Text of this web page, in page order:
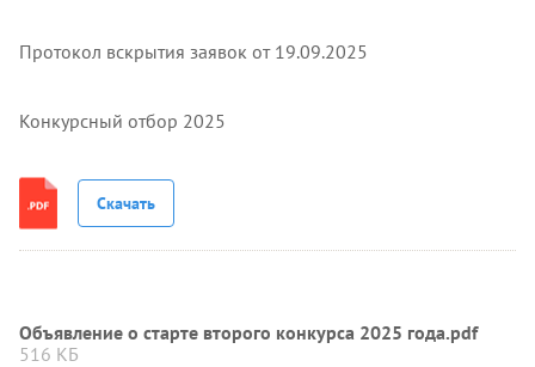
Протокол вскрытия заявок от 19.09.2025
Конкурсный отбор 2025
Скачать
Объявление о старте второго конкурса 2025 года.pdf
516 КБ